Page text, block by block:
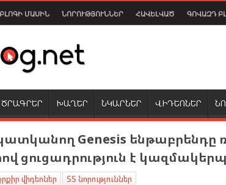
ԲԼՈԳԻ ՄԱՍԻՆ ՆՈՐՈՒԹՅՈՒՆՆԵՐ ՀԱՎԵԼՎԱԾ ԳՈՎԱԶԴ
ԾՐԱԳՐԵՐ ԽԱՂԵՐ ՆԿԱՐՆԵՐ ՎԻԴԵՈՆԵՐ
Genesis ենթաբրենդը
ցուցադրություն է
վիդեոներ ՏՏ նորություններ